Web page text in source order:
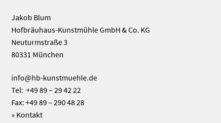
Jakob Blum
Hofbräuhaus-Kunstmühle GmbH & Co. KG
Neuturmstraße 3
80331 München
info@hb-kunstmuehle.de
Tel: +49 89 – 29 42 22
Fax: +49 89 – 290 48 28
» Kontakt